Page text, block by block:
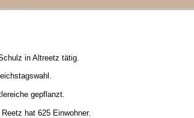
in Altreetz tätig.
gepflanzt.
hat 625 Einwohner.